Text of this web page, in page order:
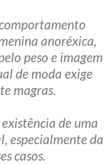
anoréxica,
peso e imagem
de moda exige
magras.
de uma
especialmente da
casos.